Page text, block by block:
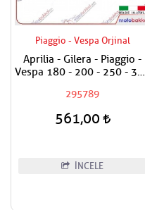
Piaggio - Vespa Orjinal
Aprilia - Gilera - Piaggio -
Vespa 180 - 200 - 250 - 300
850 Yan Sehpa Yayı - Kısa
295789
561,00
İNCELE